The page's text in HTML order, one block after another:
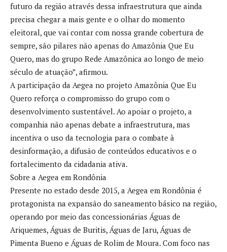
futuro da região através dessa infraestrutura que ainda
precisa chegar a mais gente e o olhar do momento
eleitoral, que vai contar com nossa grande cobertura de
sempre, são pilares não apenas do Amazônia Que Eu
Quero, mas do grupo Rede Amazônica ao longo de meio
século de atuação”, afirmou.
A participação da Aegea no projeto Amazônia Que Eu
Quero reforça o compromisso do grupo com o
desenvolvimento sustentável. Ao apoiar o projeto, a
companhia não apenas debate a infraestrutura, mas
incentiva o uso da tecnologia para o combate à
desinformação, a difusão de conteúdos educativos e o
fortalecimento da cidadania ativa.
Sobre a Aegea em Rondônia
Presente no estado desde 2015, a Aegea em Rondônia é
protagonista na expansão do saneamento básico na região,
operando por meio das concessionárias Águas de
Ariquemes, Águas de Buritis, Águas de Jaru, Águas de
Pimenta Bueno e Águas de Rolim de Moura. Com foco nas